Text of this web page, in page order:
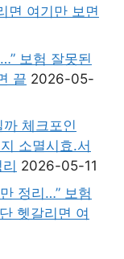
면 여기만 보면
보험 잘못된
끝 2026-05-
체크포인
소멸시효.서
2026-05-11
정리…” 보험
헷갈리면 여